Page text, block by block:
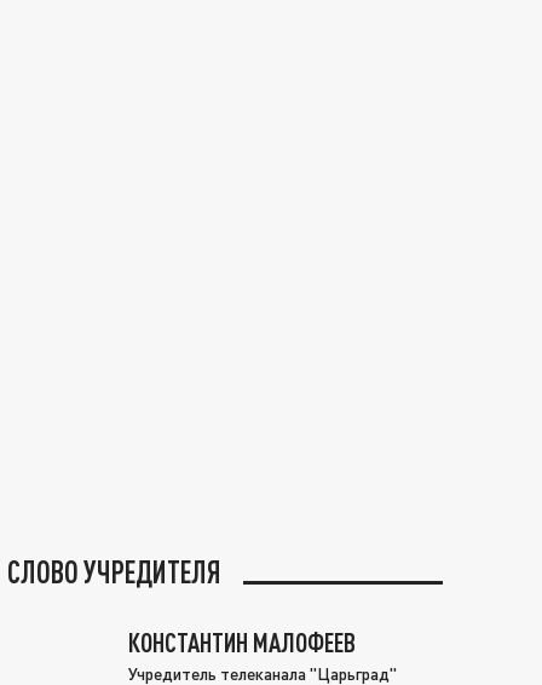
СЛОВО УЧРЕДИТЕЛЯ
КОНСТАНТИН МАЛОФЕЕВ
Учредитель телеканала "Царьград"